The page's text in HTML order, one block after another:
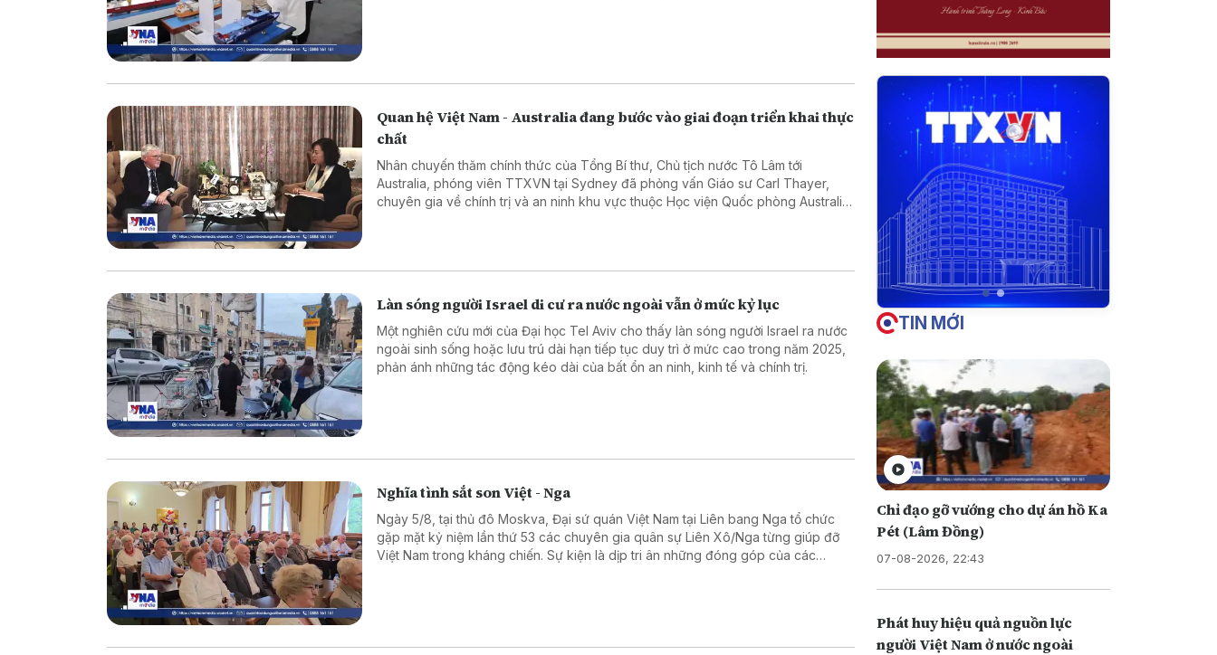
Quan hệ Việt Nam - Australia đang bước vào giai đoạn triển khai thực
chất
Nhân chuyến thăm chính thức của Tổng Bí thư, Chủ tịch nước Tô Lâm tới
Australia, phóng viên TTXVN tại Sydney đã phỏng vấn Giáo sư Carl Thayer,
chuyên gia về chính trị và an ninh khu vực thuộc Học viện Quốc phòng Australia,
Làn sóng người Israel di cư ra nước ngoài vẫn ở mức kỷ lục
Một nghiên cứu mới của Đại học Tel Aviv cho thấy làn sóng người Israel ra nước
ngoài sinh sống hoặc lưu trú dài hạn tiếp tục duy trì ở mức cao trong năm 2025,
phản ánh những tác động kéo dài của bất ổn an ninh, kinh tế và chính trị.
Nghĩa tình sắt son Việt - Nga
Ngày 5/8, tại thủ đô Moskva, Đại sứ quán Việt Nam tại Liên bang Nga tổ chức
gặp mặt kỷ niệm lần thứ 53 các chuyên gia quân sự Liên Xô/Nga từng giúp đỡ
Việt Nam trong kháng chiến. Sự kiện là dịp tri ân những đóng góp của các
TIN MỚI
Chỉ đạo gỡ vướng cho dự án hồ Ka
Pét (Lâm Đồng)
07-08-2026, 22:43
Phát huy hiệu quả nguồn lực
người Việt Nam ở nước ngoài